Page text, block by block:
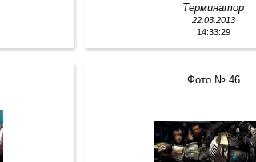
Терминатор
22.03.2013
14:33:29
Фото № 46